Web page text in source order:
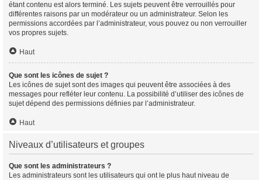
étant contenu est alors terminé. Les sujets peuvent être verrouillés pour
différentes raisons par un modérateur ou un administrateur. Selon les
permissions accordées par l’administrateur, vous pouvez ou non verrouiller
vos propres sujets.
Haut
Que sont les icônes de sujet ?
Les icônes de sujet sont des images qui peuvent être associées à des
messages pour refléter leur contenu. La possibilité d’utiliser des icônes de
sujet dépend des permissions définies par l’administrateur.
Haut
Niveaux d’utilisateurs et groupes
Que sont les administrateurs ?
Les administrateurs sont les utilisateurs qui ont le plus haut niveau de